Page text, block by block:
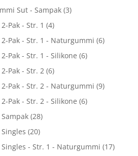
Sut - Sampak (3)
Pak - Str. 1 (4)
Pak - Str. 1 - Naturgummi (6)
Pak - Str. 1 - Silikone (6)
Pak - Str. 2 (6)
Pak - Str. 2 - Naturgummi (9)
Pak - Str. 2 - Silikone (6)
(28)
(20)
Singles - Str. 1 - Naturgummi (17)